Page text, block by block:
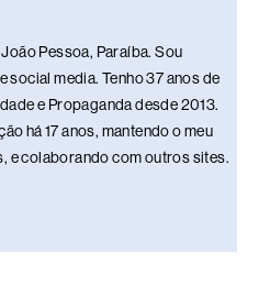
Pessoa, Paraíba. Sou
media. Tenho 37 anos de
e Propaganda desde 2013.
há 17 anos, mantendo o meu
e colaborando com outros sites.